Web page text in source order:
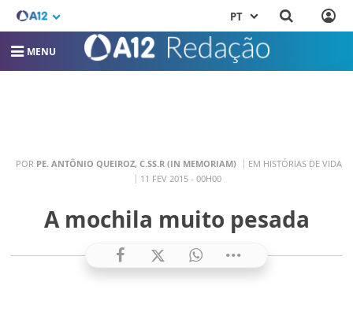
PT
MENU
POR PE. ANTÔNIO QUEIROZ, C.SS.R (IN MEMORIAM)
EM HISTÓRIAS DE VIDA
11 FEV 2015 - 00H00
A mochila muito pesada